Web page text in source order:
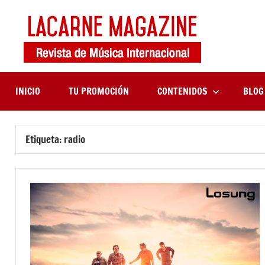
contenido
música
internacional
INICIO TU PROMOCIÓN CONTENIDOS BLOG
Etiqueta: radio